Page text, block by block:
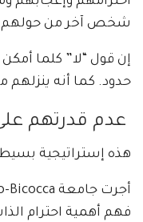
شخص آخر من
إن قول “لا” كلما
حدود. كما أنه ينزلهم
عدم قدرتهم
هذه إستراتيجية
فهم أهمية احترام